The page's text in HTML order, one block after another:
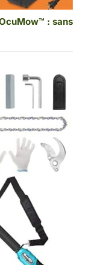
: sans